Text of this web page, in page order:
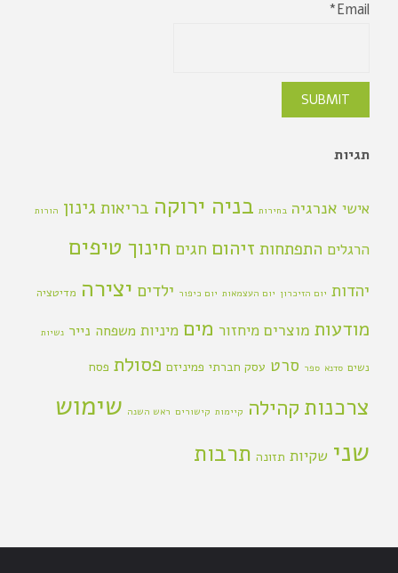
Email*
תגיות
אישי אנרגיה בחירות בניה ירוקה בריאות גינון הורות
הרגלים התפתחות זיהום חגים חינוך טיפים
יהדות יום הזיכרון יום העצמאות יום כיפור ילדים יצירה מדיטציה
מודעות מוצרים מיחזור מים מיניות משפחה נייר נשיות
נשים סדנא ספר סרט עסק חברתי פמיניזם פסולת פסח
צרכנות קהילה קיימות קישורים ראש השנה שימוש
שני שקיות תזונה תרבות